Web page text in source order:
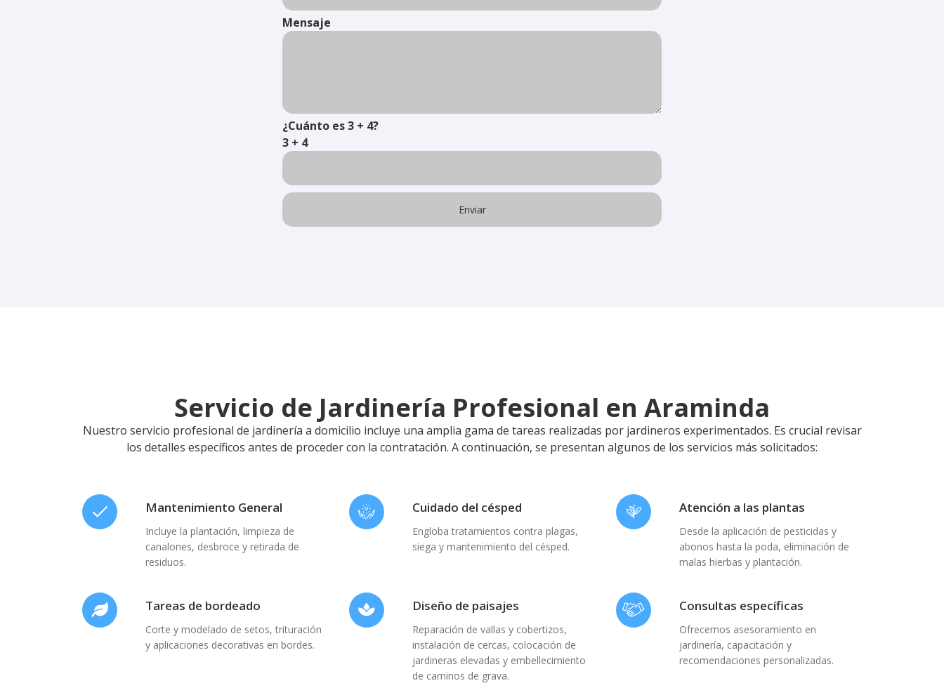
Mensaje
¿Cuánto es 3 + 4?
3 + 4
Servicio de Jardinería Profesional en Araminda
Nuestro servicio profesional de jardinería a domicilio incluye una amplia gama de tareas realizadas por jardineros experimentados. Es crucial revisar
los detalles específicos antes de proceder con la contratación. A continuación, se presentan algunos de los servicios más solicitados:
Mantenimiento General
Incluye la plantación, limpieza de
canalones, desbroce y retirada de
residuos.
Cuidado del césped
Engloba tratamientos contra plagas,
siega y mantenimiento del césped.
Atención a las plantas
Desde la aplicación de pesticidas y
abonos hasta la poda, eliminación de
malas hierbas y plantación.
Tareas de bordeado
Corte y modelado de setos, trituración
y aplicaciones decorativas en bordes.
Diseño de paisajes
Reparación de vallas y cobertizos,
instalación de cercas, colocación de
jardineras elevadas y embellecimiento
de caminos de grava.
Consultas específicas
Ofrecemos asesoramiento en
jardinería, capacitación y
recomendaciones personalizadas.